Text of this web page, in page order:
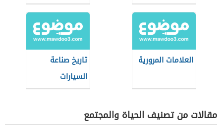
العلامات المرورية
تاريخ صناعة
السيارات
مقالات من تصنيف الحياة والمجتمع